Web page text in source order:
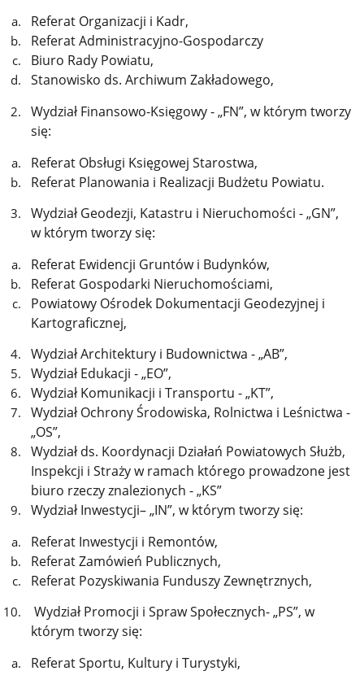
Referat Organizacji i Kadr,
Referat Administracyjno-Gospodarczy
Biuro Rady Powiatu,
Stanowisko ds. Archiwum Zakładowego,
Wydział Finansowo-Księgowy - „FN”, w którym tworzy
się:
Referat Obsługi Księgowej Starostwa,
Referat Planowania i Realizacji Budżetu Powiatu.
Wydział Geodezji, Katastru i Nieruchomości - „GN”,
w którym tworzy się:
Referat Ewidencji Gruntów i Budynków,
Referat Gospodarki Nieruchomościami,
Powiatowy Ośrodek Dokumentacji Geodezyjnej i
Kartograficznej,
Wydział Architektury i Budownictwa - „AB”,
Wydział Edukacji - „EO”,
Wydział Komunikacji i Transportu - „KT”,
Wydział Ochrony Środowiska, Rolnictwa i Leśnictwa -
„OS”,
Wydział ds. Koordynacji Działań Powiatowych Służb,
Inspekcji i Straży w ramach którego prowadzone jest
biuro rzeczy znalezionych - „KS”
Wydział Inwestycji– „IN”, w którym tworzy się:
Referat Inwestycji i Remontów,
Referat Zamówień Publicznych,
Referat Pozyskiwania Funduszy Zewnętrznych,
Wydział Promocji i Spraw Społecznych- „PS”, w
którym tworzy się:
Referat Sportu, Kultury i Turystyki,